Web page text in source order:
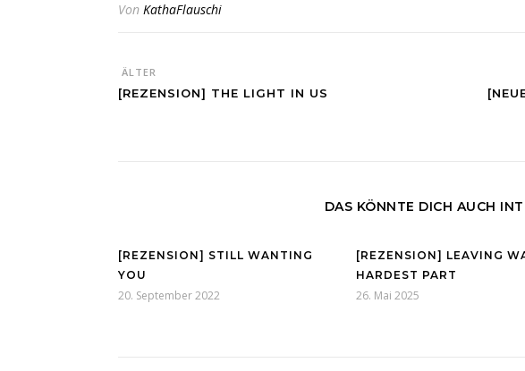
Von KathaFlauschi
ÄLTER
[REZENSION] THE LIGHT IN US
DAS KÖNNTE DICH AUCH
[REZENSION] STILL WANTING
YOU
20. September 2022
[REZENSION] LEAVING
HARDEST PART
26. Mai 2025